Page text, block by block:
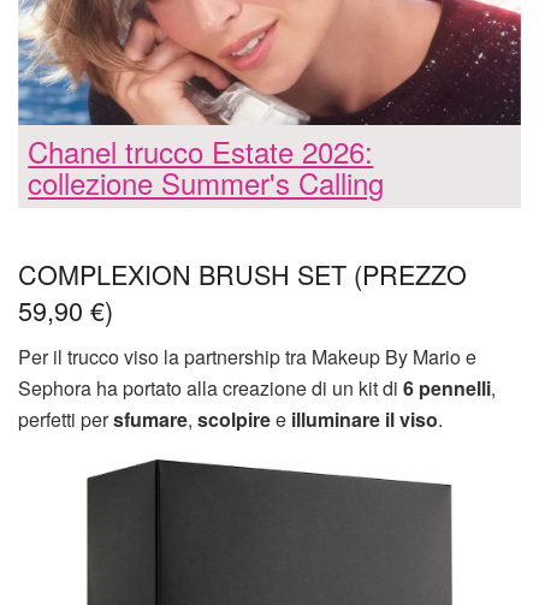
Chanel trucco Estate 2026:
collezione Summer's Calling
COMPLEXION BRUSH SET (PREZZO
59,90 €)
Per il trucco viso la partnership tra Makeup By Mario e
Sephora ha portato alla creazione di un kit di 6 pennelli,
perfetti persfumare, scolpiree illuminare il viso.